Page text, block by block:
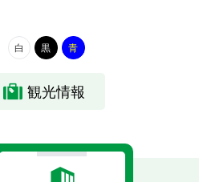
白 黒 青
観光情報